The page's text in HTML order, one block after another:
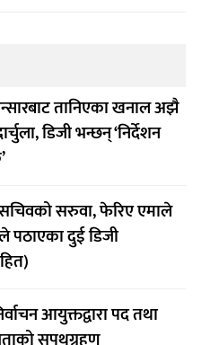
तानिएका खनाल अझै
डिजी भन्छन् ‘निर्देशन
सरुवा, फेरिए एमाले
पठाएका दुई डिजी
आयुक्तद्वारा पद तथा